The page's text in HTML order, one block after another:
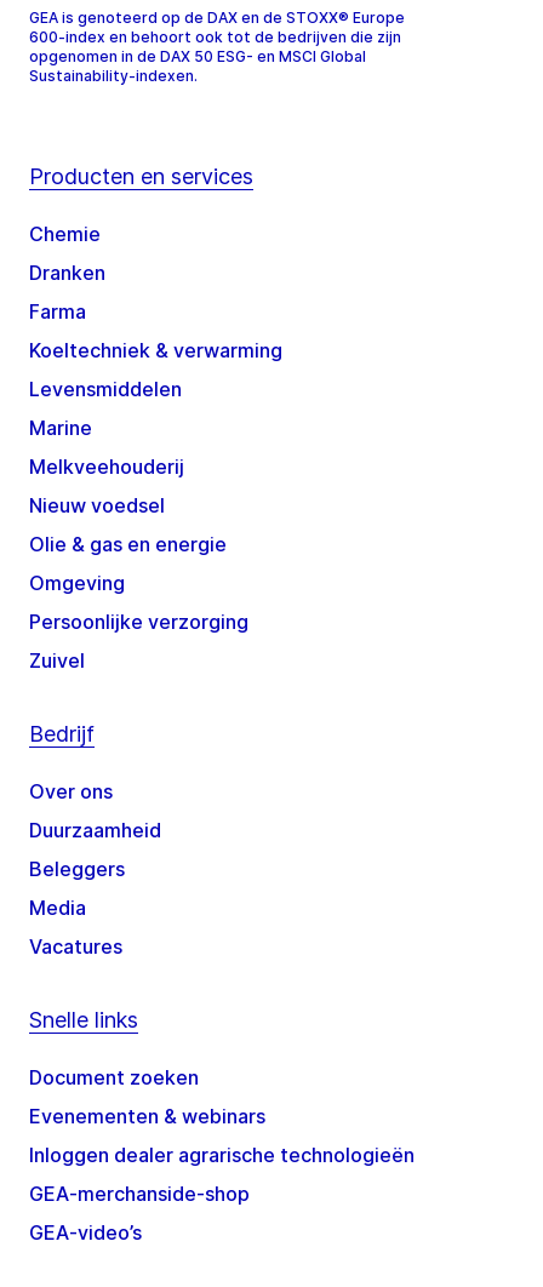
GEA is genoteerd op de DAX en de STOXX® Europe
600-index en behoort ook tot de bedrijven die zijn
opgenomen in de DAX 50 ESG- en MSCI Global
Sustainability-indexen.
Producten en services
Chemie
Dranken
Farma
Koeltechniek & verwarming
Levensmiddelen
Marine
Melkveehouderij
Nieuw voedsel
Olie & gas en energie
Omgeving
Persoonlijke verzorging
Zuivel
Bedrijf
Over ons
Duurzaamheid
Beleggers
Media
Vacatures
Snelle links
Document zoeken
Evenementen & webinars
Inloggen dealer agrarische technologieën
GEA-merchanside-shop
GEA-video’s